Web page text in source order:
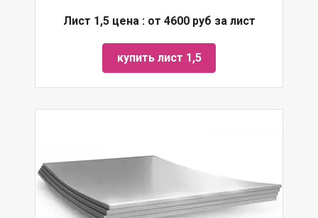
Лист 1,5 цена : от 4600 руб за лист
купить лист 1,5